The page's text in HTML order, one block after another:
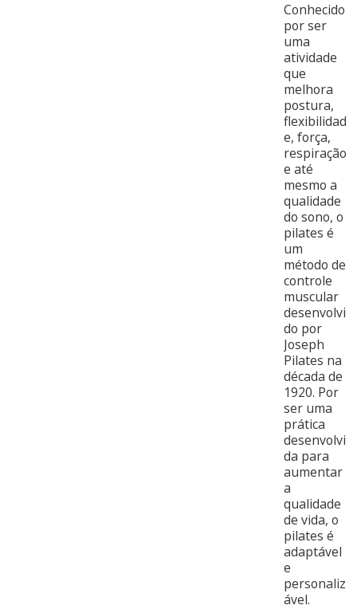
Conhecido
por ser
uma
atividade
que
melhora
postura,
flexibilidad
e, força,
respiração
e até
mesmo a
qualidade
do sono, o
pilates é
um
método de
controle
muscular
desenvolvi
do por
Joseph
Pilates na
década de
1920. Por
ser uma
prática
desenvolvi
da para
aumentar
a
qualidade
de vida, o
pilates é
adaptável
e
personaliz
ável.